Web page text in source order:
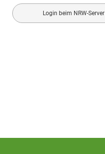
Login beim NRW-Server